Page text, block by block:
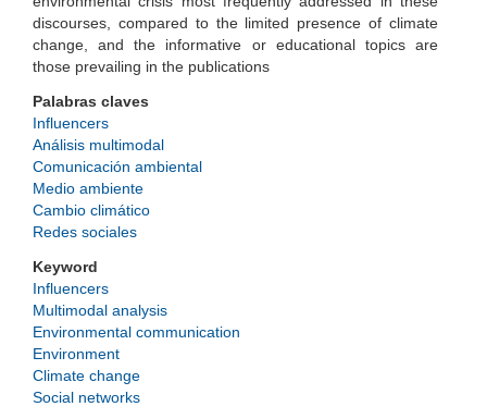
discourses, compared to the limited presence of climate
change, and the informative or educational topics are
those prevailing in the publications
Palabras claves
Influencers
Análisis multimodal
Comunicación ambiental
Medio ambiente
Cambio climático
Redes sociales
Keyword
Influencers
Multimodal analysis
Environmental communication
Environment
Climate change
Social networks